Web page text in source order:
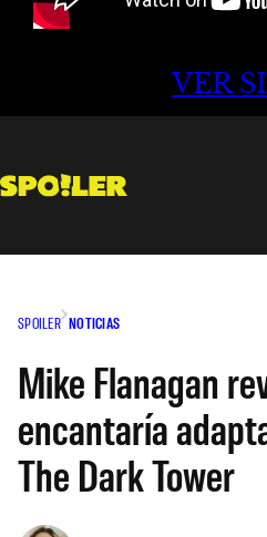
VER
SPOILER NOTICIAS
Mike Flanagan
encantaría
The Dark Tower